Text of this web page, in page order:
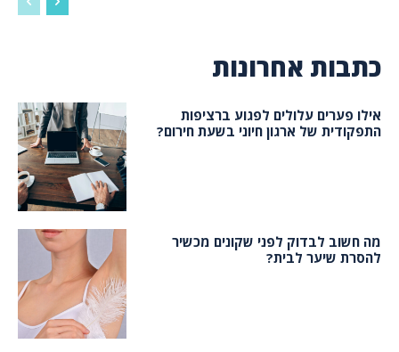
כתבות אחרונות
אילו פערים עלולים לפגוע ברציפות
התפקודית של ארגון חיוני בשעת חירום?
מה חשוב לבדוק לפני שקונים מכשיר
להסרת שיער לבית?